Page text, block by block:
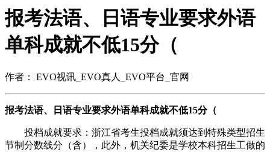
报考法语、日语专业要求外语
单科成就不低15分（
作者： EVO视讯_EVO真人_EVO平台_官网
报考法语、日语专业要求外语单科成就不低15分（
投档成就要求：浙江省考生投档成就须达到特殊类型招生
节制分数线分（含），此外，机关纪委是学校本科招生工做的